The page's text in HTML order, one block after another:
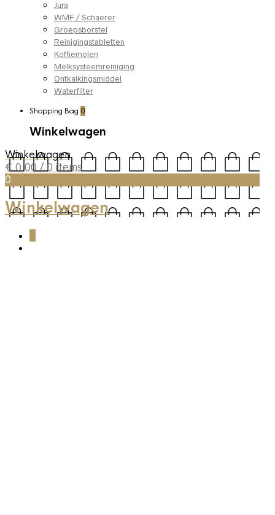
Jura
WMF / Schaerer
Groepsborstel
Reinigingstabletten
Koffiemolen
Melksysteemreiniging
Ontkalkingsmiddel
Waterfilter
Shopping Bag 0
Winkelwagen
Winkelwagen
€ 0,00 / 0 items
0
Winkelwagen